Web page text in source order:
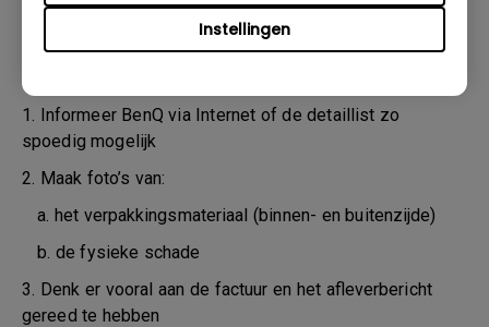
Instellingen
volgende informatie gereed te hebben.
Dit zal ons helpen uit te vinden of de schade is ontstaan
1. Informeer BenQ via Internet of de detaillist zo
spoedig mogelijk
2. Maak foto’s van:
a. het verpakkingsmateriaal (binnen- en buitenzijde)
b. de fysieke schade
3. Denk er vooral aan de factuur en het afleverbericht
gereed te hebben